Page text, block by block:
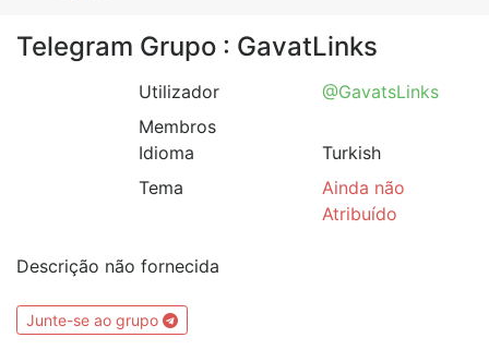
Telegram Grupo : GavatLinks
Utilizador
@GavatsLinks
Membros
Idioma
Turkish
Tema
Ainda não
Atribuído
Descrição não fornecida
Junte-se ao grupo